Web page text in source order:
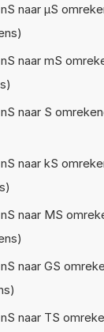
naar µS
naar mS
naar S
naar kS
naar MS
naar GS
naar TS